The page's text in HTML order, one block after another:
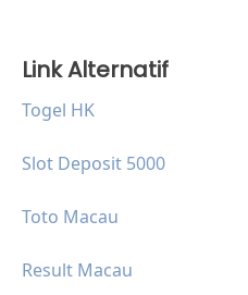
Link Alternatif
Togel HK
Slot Deposit 5000
Toto Macau
Result Macau